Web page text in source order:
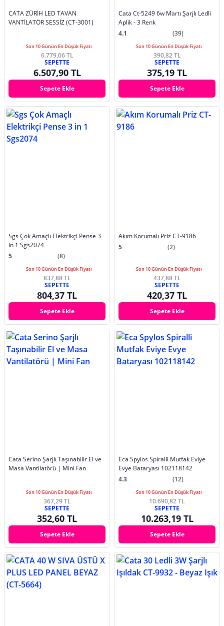
CATA ZÜRİH LED TAVAN
VANTİLATÖR SESSİZ (CT-3001)
Son 10 Günün En Düşük Fiyatı
6.779,06 TL
SEPETTE
6.507,90 TL
Sepete Ekle
Cata Ct-5249 6w Martı Şarjlı Ledli
Aplik - 3 Renk
4.1
(39)
Son 10 Günün En Düşük Fiyatı
390,82 TL
SEPETTE
375,19 TL
Sepete Ekle
Sgs Çok Amaçlı Elektrikçi Pense 3
in 1 Sgs2074
5
(8)
Son 10 Günün En Düşük Fiyatı
837,88 TL
SEPETTE
804,37 TL
Sepete Ekle
Akım Korumalı Priz CT-9186
5
(2)
Son 10 Günün En Düşük Fiyatı
437,88 TL
SEPETTE
420,37 TL
Sepete Ekle
Cata Serino Şarjlı Taşınabilir El ve
Masa Vantilatörü | Mini Fan
Son 10 Günün En Düşük Fiyatı
367,29 TL
SEPETTE
352,60 TL
Sepete Ekle
Eca Spylos Spiralli Mutfak Eviye
Evye Bataryası 102118142
4.3
(12)
Son 10 Günün En Düşük Fiyatı
10.690,82 TL
SEPETTE
10.263,19 TL
Sepete Ekle